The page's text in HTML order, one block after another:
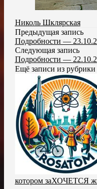
Николь Шклярская
Предыдущая запись
Подробности —
Следующая запись
Подробности —
Ещё записи из рубрики
котором заХОЧЕТСЯ